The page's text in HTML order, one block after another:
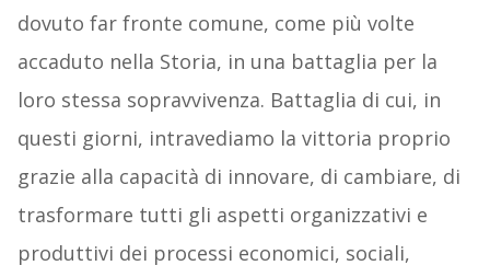
dovuto far fronte comune, come più volte
accaduto nella Storia, in una battaglia per la
loro stessa sopravvivenza. Battaglia di cui, in
questi giorni, intravediamo la vittoria proprio
grazie alla capacità di innovare, di cambiare, di
trasformare tutti gli aspetti organizzativi e
produttivi dei processi economici, sociali,